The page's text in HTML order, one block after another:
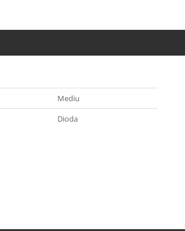
Mediu
Dioda